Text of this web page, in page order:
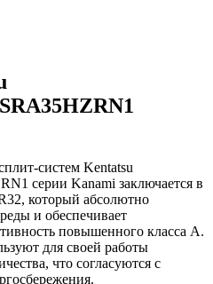
систем Kentatsu
серии Kanami заключается в
который абсолютно
и обеспечивает
повышенного класса A.
для своей работы
что согласуются с